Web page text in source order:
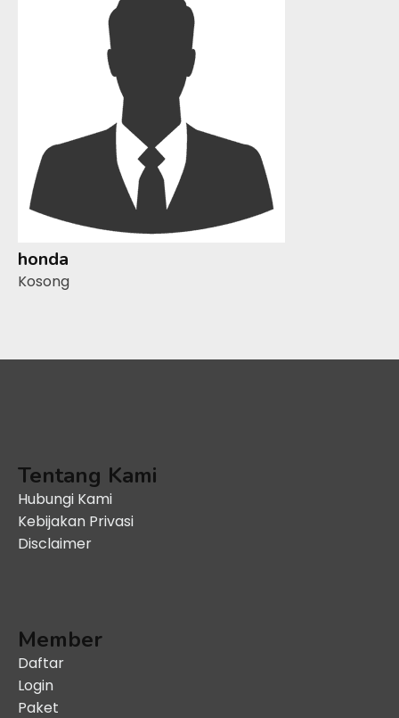
honda
Kosong
Tentang Kami
Hubungi Kami
Kebijakan Privasi
Disclaimer
Member
Daftar
Login
Paket